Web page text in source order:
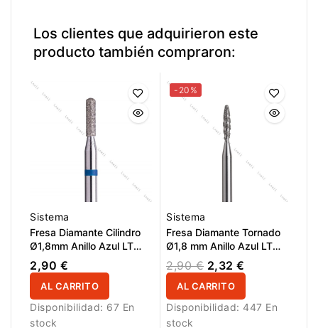
Los clientes que adquirieron este
producto también compraron:
Sistema
Fresa Diamante Cilindro
Ø1,8mm Anillo Azul LT
8,0mm
2,90 €
AL CARRITO
Disponibilidad: 67 En
stock
-20%
Sistema
Fresa Diamante Tornado
Ø1,8 mm Anillo Azul LT
8,0 mm
2,90 € 2,32 €
AL CARRITO
Disponibilidad: 447 En
stock